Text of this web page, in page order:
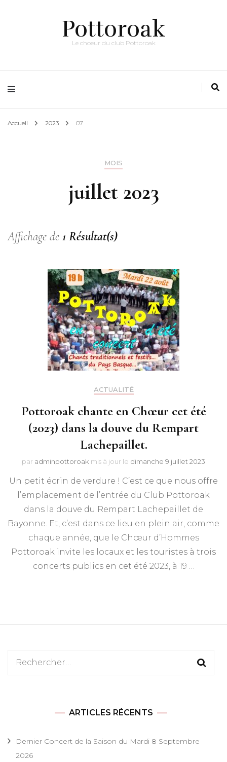
Pottoroak
Le choeur du club Pottoroak
Accueil 2023 07
MOIS
juillet 2023
Affichage de 1 Résultat(s)
ACTUALITÉ
Pottoroak chante en Chœur cet été
(2023) dans la douve du Rempart
Lachepaillet.
par adminpottoroak mis à jour le dimanche 9 juillet 2023
Un petit écrin de verdure ! C’est ce que nous offre
l’emplacement de l’entrée du Club Pottoroak
dans la douve du Rempart Lachepaillet de
Bayonne. Et, c’est dans ce lieu en plein air, comme
chaque année, que le Chœur d’Hommes
Pottoroak invite les locaux et les touristes à trois
concerts publics en cet été 2023, à 19 …
Rechercher :
ARTICLES RÉCENTS
Dernier Concert de la Saison du Mardi 8 Septembre
2026